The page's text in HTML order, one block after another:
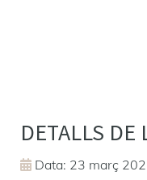
DETALLS DE
Data: 23 març